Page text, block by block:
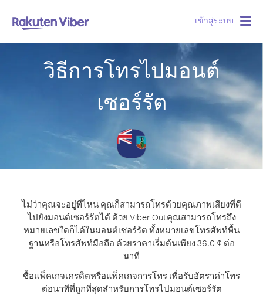
เข้าสู่ระบบ
วิธีการโทรไปมอนต์
เซอร์รัต
ไม่ว่าคุณจะอยู่ที่ไหน คุณก็สามารถโทรด้วยคุณภาพเสียงที่ดี
ไปยังมอนต์เซอร์รัตได้ ด้วย Viber Outคุณสามารถโทรถึง
หมายเลขใดก็ได้ในมอนต์เซอร์รัต ทั้งหมายเลขโทรศัพท์พื้น
ฐานหรือโทรศัพท์มือถือ ด้วยราคาเริ่มต้นเพียง 36.0 ¢ ต่อ
นาที
ซื้อแพ็คเกจเครดิตหรือแพ็คเกจการโทร เพื่อรับอัตราค่าโทร
ต่อนาทีที่ถูกที่สุดสำหรับการโทรไปมอนต์เซอร์รัต